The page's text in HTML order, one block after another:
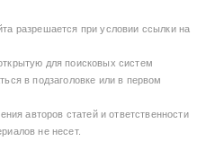
разрешается при условии ссылки на
для поисковых систем
в подзаголовке или в первом
авторов статей и ответственности
не несет.